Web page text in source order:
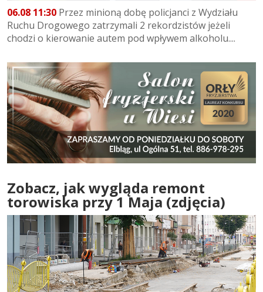
06.08 11:30 Przez minioną dobę policjanci z Wydziału
Ruchu Drogowego zatrzymali 2 rekordzistów jeżeli
chodzi o kierowanie autem pod wpływem alkoholu....
Zobacz, jak wygląda remont
torowiska przy 1 Maja (zdjęcia)